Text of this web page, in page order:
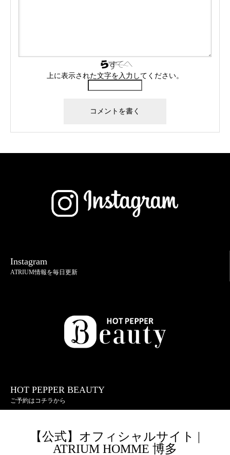
上に表示された文字を入力してください。
Instagram
ATRIUM情報を毎日更新
HOT PEPPER BEAUTY
ご予約はコチラから
【公式】オフィシャルサイト |
ATRIUM HOMME 博多